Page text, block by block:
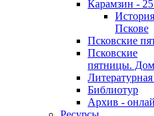
Карамзин -
Пскове
Псковские
Псковские
пятницы.
Литературная
Библиотур
Архив -